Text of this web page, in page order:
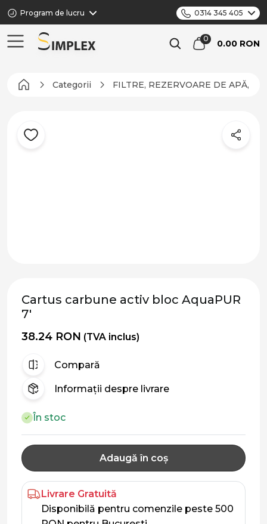
Program de lucru 0314 345 405
0.00 RON
Categorii FILTRE, REZERVOARE DE APĂ,
Cartus carbune activ bloc AquaPUR
7'
38.24 RON (TVA inclus)
Compară
Informații despre livrare
În stoc
Adaugă în coș
Livrare Gratuită
Disponibilă pentru comenzile peste 500